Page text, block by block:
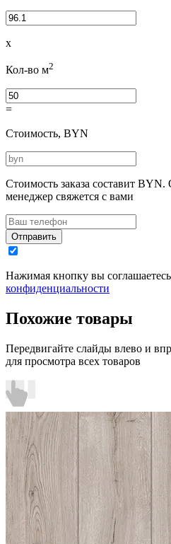
x
Кол-во м2
=
Стоимость, BYN
Стоимость заказа составит BYN.
менеджер свяжется с вами
Отправить
Нажимая кнопку вы
конфиденциальности
Похожие товары
Передвигайте слайды влево и
для просмотра всех товаров